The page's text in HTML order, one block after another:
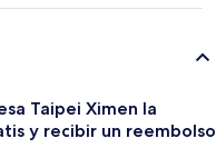
Taipei Ximen la
y recibir un reembolso